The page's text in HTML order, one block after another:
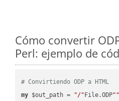
Cómo convertir
Perl: ejemplo de
# Convirtiendo ODP a HTML
my $out_path = "/" File.ODP""